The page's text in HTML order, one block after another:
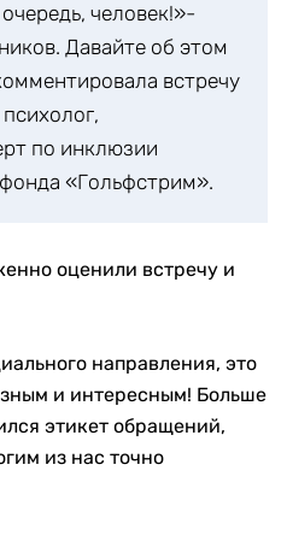
человек!»-
Давайте об этом
встречу
по инклюзии
«Гольфстрим».
оценили встречу и
направления, это
и интересным! Больше
этикет обращений,
из нас точно